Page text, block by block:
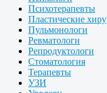
Психотерапевты
Пластические
Пульмонологи
Ревматологи
Репродуктологи
Стоматология
Терапевты
УЗИ